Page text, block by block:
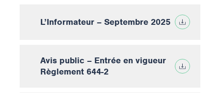
L’Informateur – Septembre 2025
Avis public – Entrée en vigueur
Règlement 644-2